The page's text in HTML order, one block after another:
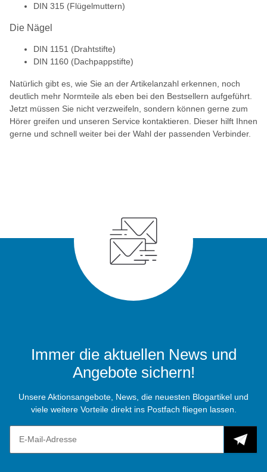
DIN 315 (Flügelmuttern)
Die Nägel
DIN 1151 (Drahtstifte)
DIN 1160 (Dachpappstifte)
Natürlich gibt es, wie Sie an der Artikelanzahl erkennen, noch
deutlich mehr Normteile als eben bei den Bestsellern aufgeführt.
Jetzt müssen Sie nicht verzweifeln, sondern können gerne zum
Hörer greifen und unseren Service kontaktieren. Dieser hilft Ihnen
gerne und schnell weiter bei der Wahl der passenden Verbinder.
Immer die aktuellen News und
Angebote sichern!
Unsere Aktionsangebote, News, die neuesten Blogartikel und
viele weitere Vorteile direkt ins Postfach fliegen lassen.